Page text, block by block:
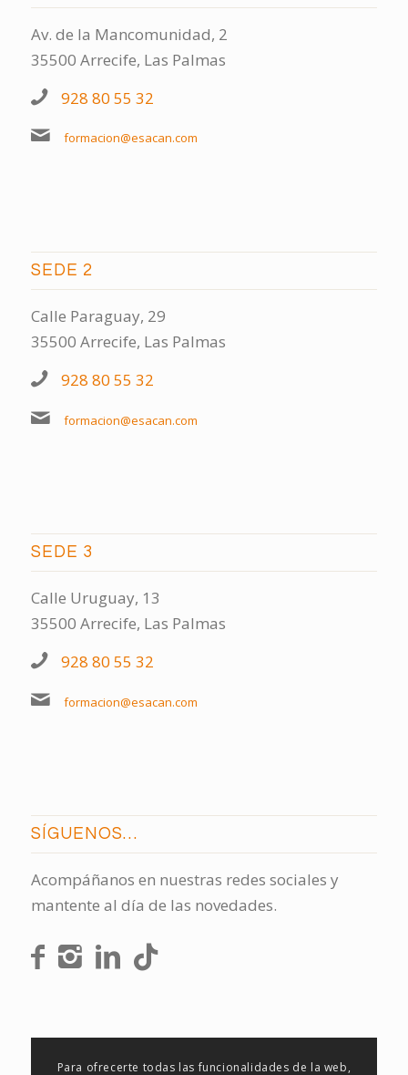
Av. de la Mancomunidad, 2
35500 Arrecife, Las Palmas
928 80 55 32
formacion@esacan.com
SEDE 2
Calle Paraguay, 29
35500 Arrecife, Las Palmas
928 80 55 32
formacion@esacan.com
SEDE 3
Calle Uruguay, 13
35500 Arrecife, Las Palmas
928 80 55 32
formacion@esacan.com
SÍGUENOS…
Acompáñanos en nuestras redes sociales y
mantente al día de las novedades.
Para ofrecerte todas las funcionalidades de la web,